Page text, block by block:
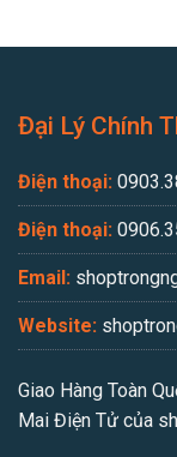
Đại Lý Chính
Điện thoại:
Điện thoại:
Email:
Website:
Giao Hàng Toàn
Mai Điện Tử của